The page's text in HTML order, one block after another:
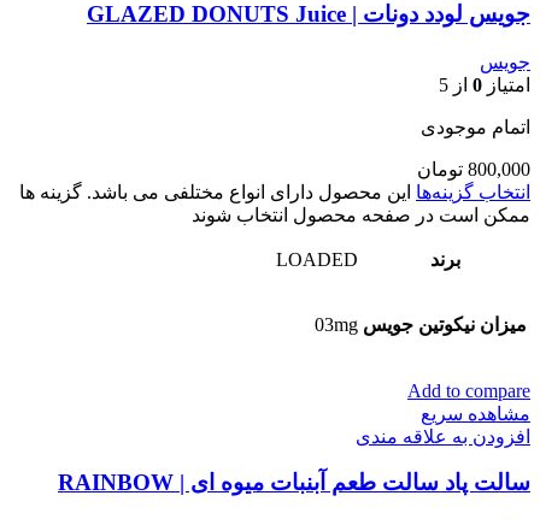
جویس لودد دونات | GLAZED DONUTS Juice
جویس
امتیاز 0 از 5
اتمام موجودی
800,000 تومان
انتخاب گزینه‌ها این محصول دارای انواع مختلفی می باشد. گزینه ها
ممکن است در صفحه محصول انتخاب شوند
برند LOADED
میزان نیکوتین جویس 03mg
Add to compare
مشاهده سریع
افزودن به علاقه مندی
سالت پاد سالت طعم آبنبات میوه ای | RAINBOW